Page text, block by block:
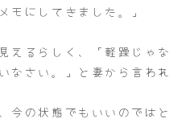
モにしてきました。」
えるらしく、「軽躁じゃな
なさい。」と妻から言われ
今の状態でもいいのではと